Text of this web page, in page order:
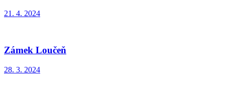
21. 4. 2024
Zámek Loučeň
28. 3. 2024